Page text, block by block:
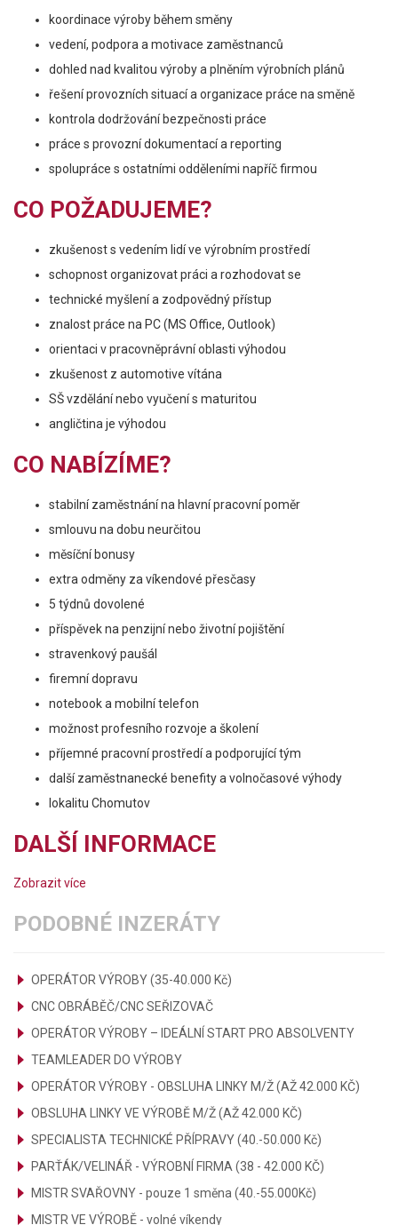
koordinace výroby během směny
vedení, podpora a motivace zaměstnanců
dohled nad kvalitou výroby a plněním výrobních plánů
řešení provozních situací a organizace práce na směně
kontrola dodržování bezpečnosti práce
práce s provozní dokumentací a reporting
spolupráce s ostatními odděleními napříč firmou
CO POŽADUJEME?
zkušenost s vedením lidí ve výrobním prostředí
schopnost organizovat práci a rozhodovat se
technické myšlení a zodpovědný přístup
znalost práce na PC (MS Office, Outlook)
orientaci v pracovněprávní oblasti výhodou
zkušenost z automotive vítána
SŠ vzdělání nebo vyučení s maturitou
angličtina je výhodou
CO NABÍZÍME?
stabilní zaměstnání na hlavní pracovní poměr
smlouvu na dobu neurčitou
měsíční bonusy
extra odměny za víkendové přesčasy
5 týdnů dovolené
příspěvek na penzijní nebo životní pojištění
stravenkový paušál
firemní dopravu
notebook a mobilní telefon
možnost profesního rozvoje a školení
příjemné pracovní prostředí a podporující tým
další zaměstnanecké benefity a volnočasové výhody
lokalitu Chomutov
DALŠÍ INFORMACE
Zobrazit více
PODOBNÉ INZERÁTY
OPERÁTOR VÝROBY (35-40.000 Kč)
CNC OBRÁBĚČ/CNC SEŘIZOVAČ
OPERÁTOR VÝROBY – IDEÁLNÍ START PRO ABSOLVENTY
TEAMLEADER DO VÝROBY
OPERÁTOR VÝROBY - OBSLUHA LINKY M/Ž (AŽ 42.000 KČ)
OBSLUHA LINKY VE VÝROBĚ M/Ž (AŽ 42.000 KČ)
SPECIALISTA TECHNICKÉ PŘÍPRAVY (40.-50.000 Kč)
PARŤÁK/VELINÁŘ - VÝROBNÍ FIRMA (38 - 42.000 KČ)
MISTR SVAŘOVNY - pouze 1 směna (40.-55.000Kč)
MISTR VE VÝROBĚ - volné víkendy